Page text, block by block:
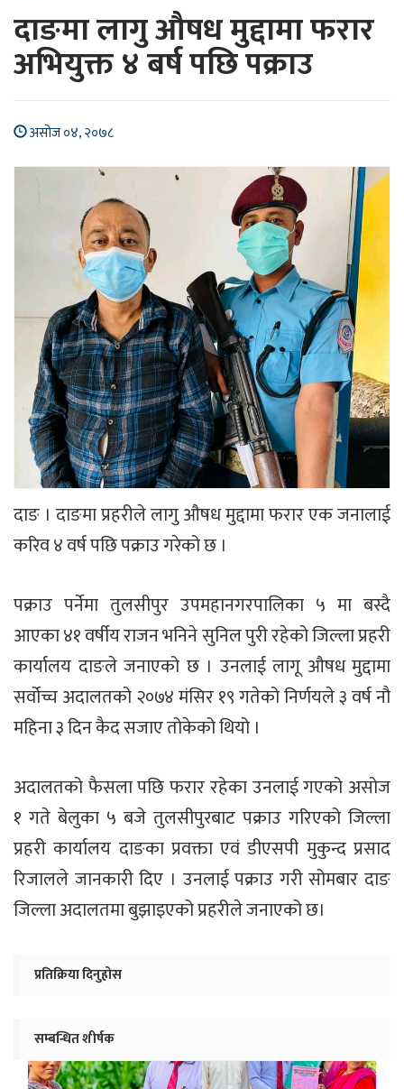
दाङमा लागु औषध मुद्दामा फरार
अभियुक्त ४ बर्ष पछि पक्राउ
असोज ०४, २०७८
दाङ । दाङमा प्रहरीले लागु औषध मुद्दामा फरार एक जनालाई
करिव ४ वर्ष पछि पक्राउ गरेको छ ।
पक्राउ पर्नेमा तुलसीपुर उपमहानगरपालिका ५ मा बस्दै
आएका ४१ वर्षीय राजन भनिने सुनिल पुरी रहेको जिल्ला प्रहरी
कार्यालय दाङले जनाएको छ । उनलाई लागू औषध मुद्दामा
सर्वोच्च अदालतको २०७४ मंसिर १९ गतेको निर्णयले ३ वर्ष नौ
महिना ३ दिन कैद सजाए तोकेको थियो ।
अदालतको फैसला पछि फरार रहेका उनलाई गएको असोज
१ गते बेलुका ५ बजे तुलसीपुरबाट पक्राउ गरिएको जिल्ला
प्रहरी कार्यालय दाङका प्रवक्ता एवं डीएसपी मुकुन्द प्रसाद
रिजालले जानकारी दिए । उनलाई पक्राउ गरी सोमबार दाङ
जिल्ला अदालतमा बुझाइएको प्रहरीले जनाएको छ।
प्रतिक्रिया दिनुहोस
सम्बन्धित शीर्षक